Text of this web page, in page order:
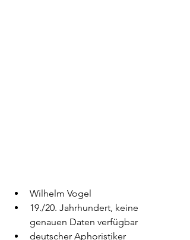
Wilhelm Vogel
19./20. Jahrhundert, keine
genauen Daten verfügbar
deutscher Aphoristiker